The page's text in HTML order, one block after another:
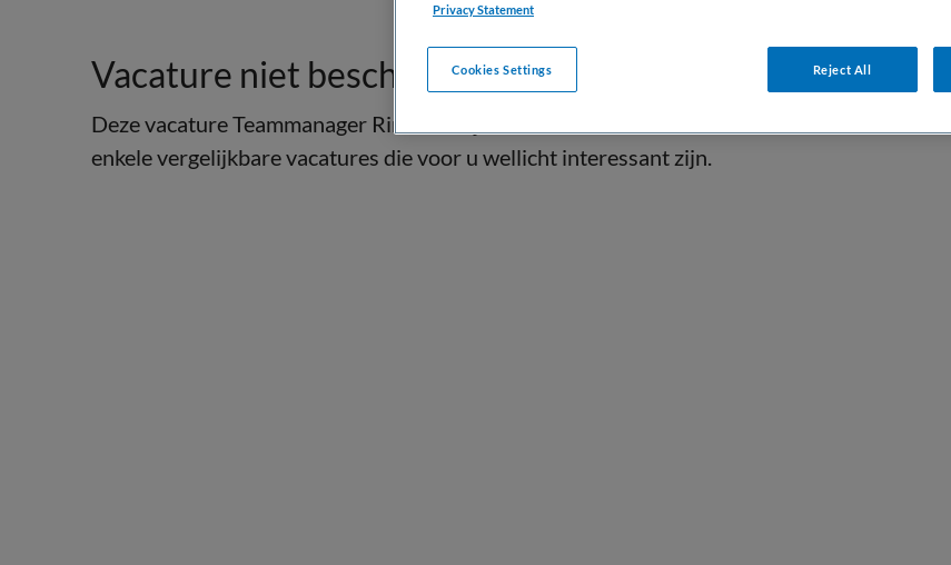
Vacature niet beschikbaar
Deze vacature Teammanager Rintveld bij Altrecht is niet meer actueel. Hieronder staan
enkele vergelijkbare vacatures die voor u wellicht interessant zijn.
Privacy Statement
Reject All
Cookies Settings